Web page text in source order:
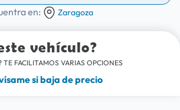
en: Zaragoza
vehículo?
TE FACILITAMOS VARIAS OPCIONES
si baja de precio